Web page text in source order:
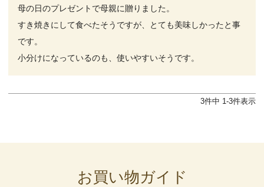
母の日のプレゼントで母親に贈りました。
すき焼きにして食べたそうですが、とても美味しかったと事
です。
小分けになっているのも、使いやすいそうです。
3件中 1-3件表示
お買い物ガイド